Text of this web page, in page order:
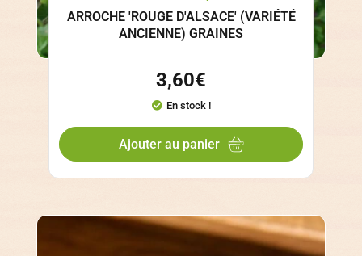
ARROCHE 'ROUGE D'ALSACE' (VARIÉTÉ
ANCIENNE) GRAINES
3,60€
En stock !
Ajouter au panier